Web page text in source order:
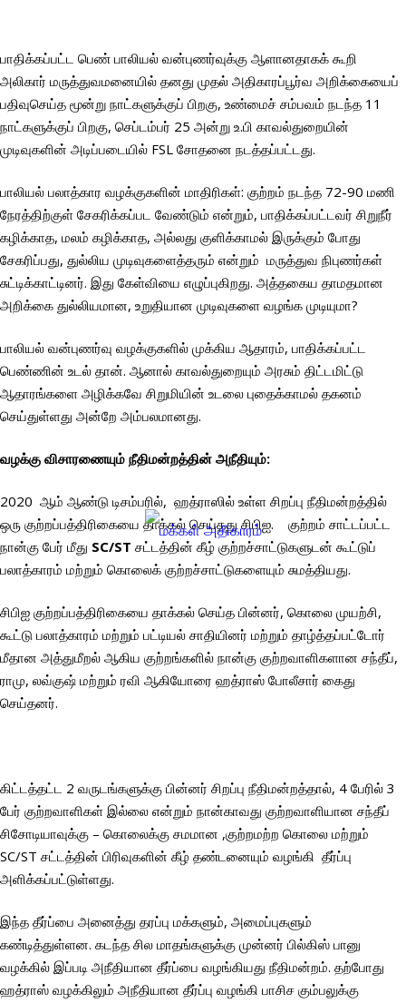
பாதிக்கப்பட்ட பெண் பாலியல் வன்புணர்வுக்கு ஆளானதாகக் கூறி
அலிகார் மருத்துவமனையில் தனது முதல் அதிகாரப்பூர்வ அறிக்கையைப்
பதிவுசெய்த மூன்று நாட்களுக்குப் பிறகு, உண்மைச் சம்பவம் நடந்த 11
நாட்களுக்குப் பிறகு, செப்டம்பர் 25 அன்று உ.பி காவல்துறையின்
முடிவுகளின் அடிப்படையில் FSL சோதனை நடத்தப்பட்டது.
பாலியல் பலாத்கார வழக்குகளின் மாதிரிகள்: குற்றம் நடந்த 72-90 மணி
நேரத்திற்குள் சேகரிக்கப்பட வேண்டும் என்றும், பாதிக்கப்பட்டவர் சிறுநீர்
கழிக்காத, மலம் கழிக்காத, அல்லது குளிக்காமல் இருக்கும் போது
சேகரிப்பது, துல்லிய முடிவுகளைத்தரும் என்றும் மருத்துவ நிபுணர்கள்
சுட்டிக்காட்டினர். இது கேள்வியை எழுப்புகிறது. அத்தகைய தாமதமான
அறிக்கை துல்லியமான, உறுதியான முடிவுகளை வழங்க முடியுமா?
பாலியல் வன்புணர்வு வழக்குகளில் முக்கிய ஆதாரம், பாதிக்கப்பட்ட
பெண்ணின் உடல் தான். ஆனால் காவல்துறையும் அரசும் திட்டமிட்டு
ஆதாரங்களை அழிக்கவே சிறுமியின் உடலை புதைக்காமல் தகனம்
செய்துள்ளது அன்றே அம்பலமானது.
வழக்கு விசாரணையும் நீதிமன்றத்தின் அநீதியும்:
2020 ஆம் ஆண்டு டிசம்பரில், ஹத்ராஸில் உள்ள சிறப்பு நீதிமன்றத்தில்
ஒரு குற்றப்பத்திரிகையை தாக்கல் செய்தது சிபிஐ. குற்றம் சாட்டப்பட்ட
நான்கு பேர் மீது SC/ST சட்டத்தின் கீழ் குற்றச்சாட்டுகளுடன் கூட்டுப்
பலாத்காரம் மற்றும் கொலைக் குற்றச்சாட்டுகளையும் சுமத்தியது.
சிபிஐ குற்றப்பத்திரிகையை தாக்கல் செய்த பின்னர், கொலை முயற்சி,
கூட்டு பலாத்காரம் மற்றும் பட்டியல் சாதியினர் மற்றும் தாழ்த்தப்பட்டோர்
மீதான அத்துமீறல் ஆகிய குற்றங்களில் நான்கு குற்றவாளிகளான சந்தீப்,
ராமு, லவ்குஷ் மற்றும் ரவி ஆகியோரை ஹத்ராஸ் போலீசார் கைது
செய்தனர்.
கிட்டத்தட்ட 2 வருடங்களுக்கு பின்னர் சிறப்பு நீதிமன்றத்தால், 4 பேரில் 3
பேர் குற்றவாளிகள் இல்லை என்றும் நான்காவது குற்றவாளியான சந்தீப்
சிசோடியாவுக்கு – கொலைக்கு சமமான ,குற்றமற்ற கொலை மற்றும்
SC/ST சட்டத்தின் பிரிவுகளின் கீழ் தண்டனையும் வழங்கி தீர்ப்பு
அளிக்கப்பட்டுள்ளது.
இந்த தீர்ப்பை அனைத்து தரப்பு மக்களும், அமைப்புகளும்
கண்டித்துள்ளன. கடந்த சில மாதங்களுக்கு முன்னர் பில்கிஸ் பானு
வழக்கில் இப்படி அநீதியான தீர்ப்பை வழங்கியது நீதிமன்றம். தற்போது
ஹத்ராஸ் வழக்கிலும் அநீதியான தீர்ப்பு வழங்கி பாசிச கும்பலுக்கு